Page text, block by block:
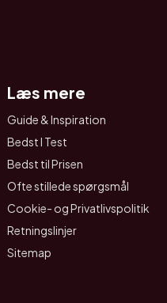
Læs mere
Guide & Inspiration
Bedst I Test
Bedst til Prisen
Ofte stillede spørgsmål
Cookie- og Privatlivspolitik
Retningslinjer
Sitemap